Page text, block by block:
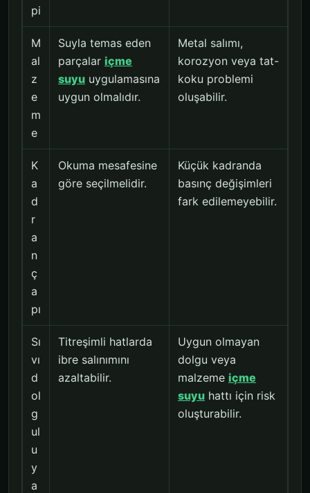
pi
M
al
z
e
m
e
Suyla temas eden
parçalar içme
suyu uygulamasına
uygun olmalıdır.
Metal salımı,
korozyon veya tat-
koku problemi
oluşabilir.
K
a
d
r
a
n
ç
a
pı
Okuma mesafesine
göre seçilmelidir.
Küçük kadranda
basınç değişimleri
fark edilemeyebilir.
Sı
vı
d
ol
g
ul
u
y
a
Titreşimli hatlarda
ibre salınımını
azaltabilir.
Uygun olmayan
dolgu veya
malzeme içme
suyu hattı için risk
oluşturabilir.